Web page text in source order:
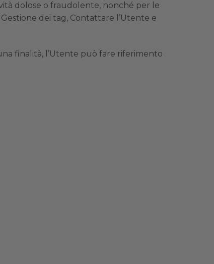
dolose o fraudolente, nonché per le
dei tag, Contattare l’Utente e
finalità, l’Utente può fare riferimento